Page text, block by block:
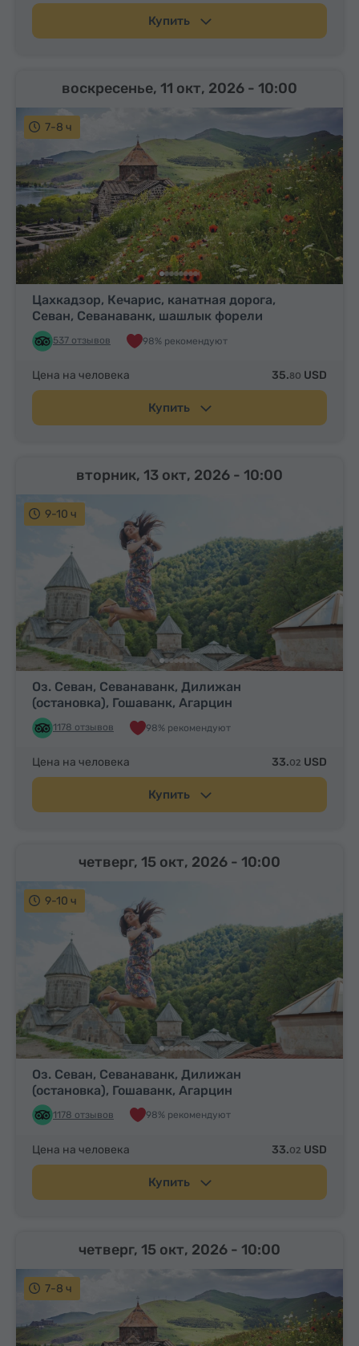
Купить
7-8 ч
Цахкадзор, Кечарис, канатная дорога,
Севан, Севанаванк, шашлык форели
537 отзывов 98% рекомендуют
воскресенье, 11 окт, 2026 - 10:00
Цена на человека 35.80 USD
Купить
9-10 ч
Оз. Севан, Севанаванк, Дилижан
(остановка), Гошаванк, Агарцин
1178 отзывов 98% рекомендуют
вторник, 13 окт, 2026 - 10:00
Цена на человека 33.02 USD
Купить
9-10 ч
Оз. Севан, Севанаванк, Дилижан
(остановка), Гошаванк, Агарцин
1178 отзывов 98% рекомендуют
четверг, 15 окт, 2026 - 10:00
Цена на человека 33.02 USD
Купить
7-8 ч
четверг, 15 окт, 2026 - 10:00